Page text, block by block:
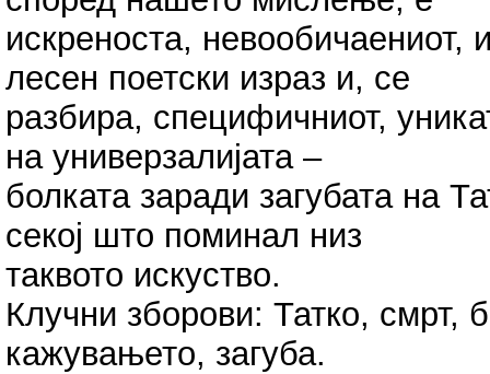
искреноста, невообичаениот,
лесен поетски израз и, се
разбира, специфичниот,
на универзалијата –
болката заради загубата на
секој што поминал низ
таквото искуство.
Клучни зборови: Татко, смрт,
кажувањето, загуба.